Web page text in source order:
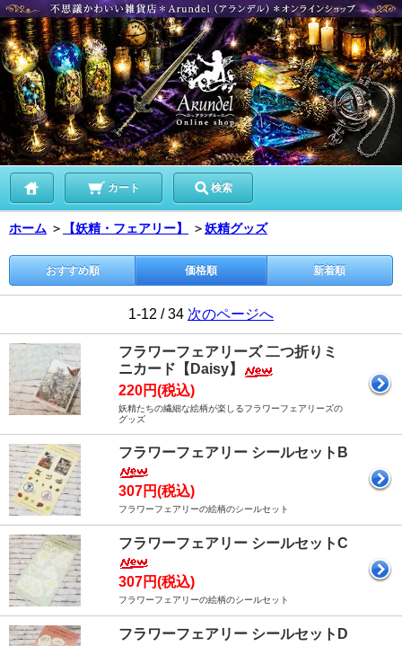
カート 検索
ホーム ＞ 【妖精・フェアリー】 ＞妖精グッズ
おすすめ順 価格順 新着順
1-12 / 34 次のページへ
フラワーフェアリーズ 二つ折りミ
ニカード【Daisy】
220円(税込)
妖精たちの繊細な絵柄が楽しるフラワーフェアリーズの
グッズ
フラワーフェアリー シールセットB
307円(税込)
フラワーフェアリーの絵柄のシールセット
フラワーフェアリー シールセットC
307円(税込)
フラワーフェアリーの絵柄のシールセット
フラワーフェアリー シールセットD